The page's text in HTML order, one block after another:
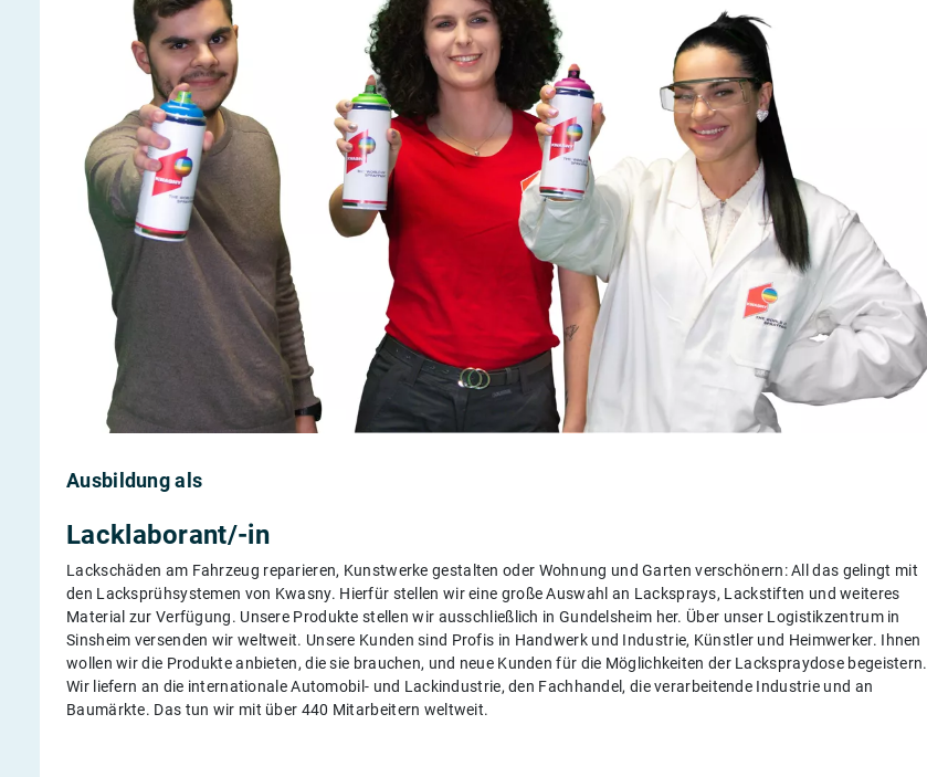
Ausbildung als
Lacklaborant/-in
Lackschäden am Fahrzeug reparieren, Kunstwerke gestalten oder Wohnung und Garten verschönern: All das gelingt mit
den Lacksprühsystemen von Kwasny. Hierfür stellen wir eine große Auswahl an Lacksprays, Lackstiften und weiteres
Material zur Verfügung. Unsere Produkte stellen wir ausschließlich in Gundelsheim her. Über unser Logistikzentrum in
Sinsheim versenden wir weltweit. Unsere Kunden sind Profis in Handwerk und Industrie, Künstler und Heimwerker. Ihnen
wollen wir die Produkte anbieten, die sie brauchen, und neue Kunden für die Möglichkeiten der Lackspraydose begeistern.
Wir liefern an die internationale Automobil- und Lackindustrie, den Fachhandel, die verarbeitende Industrie und an
Baumärkte. Das tun wir mit über 440 Mitarbeitern weltweit.